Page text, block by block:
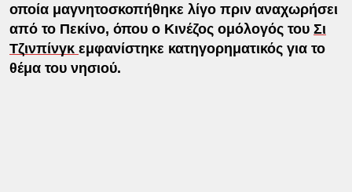
οποία μαγνητοσκοπήθηκε λίγο πριν αναχωρήσει
από το Πεκίνο, όπου ο Κινέζος ομόλογός του Σι
Τζινπίνγκ εμφανίστηκε κατηγορηματικός για το
θέμα του νησιού.